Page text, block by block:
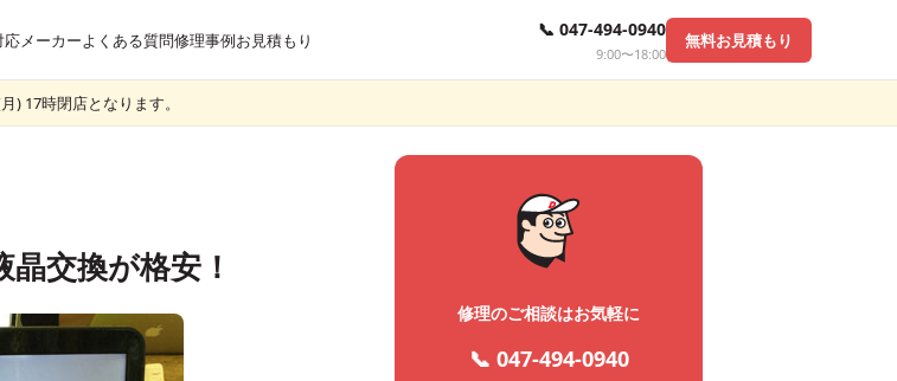
応メーカーよくある質問修理事例お見積もり 📞 047-494-0940
9:00〜18:00
無料お見積もり
) 17時閉店となります。
交換が格安！
修理のご相談はお気軽に
📞 047-494-0940